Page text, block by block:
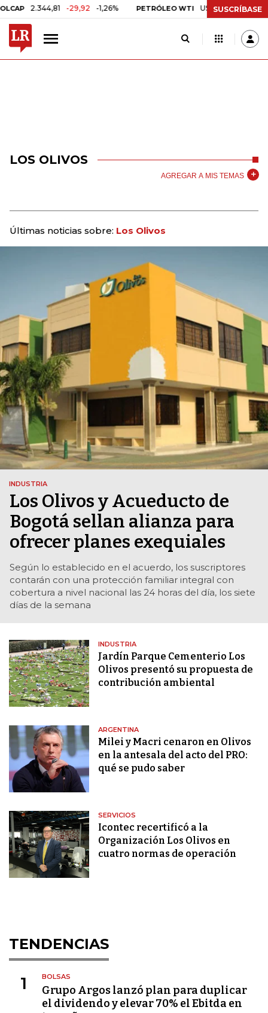
2.344,81 -29,92 -1,26% PETRÓLEO WTI US$ 75,09 -US$ 0,24
SUSCRÍBASE
LOS OLIVOS
AGREGAR A MIS TEMAS
Últimas noticias sobre: Los Olivos
INDUSTRIA
Los Olivos y Acueducto de
Bogotá sellan alianza para
ofrecer planes exequiales
Según lo establecido en el acuerdo, los suscriptores
contarán con una protección familiar integral con
cobertura a nivel nacional las 24 horas del día, los siete
días de la semana
INDUSTRIA
Jardín Parque Cementerio Los
Olivos presentó su propuesta de
contribución ambiental
ARGENTINA
Milei y Macri cenaron en Olivos
en la antesala del acto del PRO:
qué se pudo saber
SERVICIOS
Icontec recertificó a la
Organización Los Olivos en
cuatro normas de operación
TENDENCIAS
1 BOLSAS
Grupo Argos lanzó plan para duplicar
el dividendo y elevar 70% el Ebitda en